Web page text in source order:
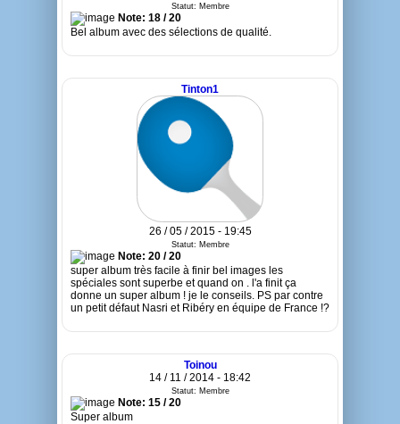
Statut: Membre
Note: 18 / 20
Bel album avec des sélections de qualité.
Tinton1
26 / 05 / 2015 - 19:45
Statut: Membre
Note: 20 / 20
super album très facile à finir bel images les
spéciales sont superbe et quand on . l'a finit ça
donne un super album ! je le conseils. PS par contre
un petit défaut Nasri et Ribéry en équipe de France !?
Toinou
14 / 11 / 2014 - 18:42
Statut: Membre
Note: 15 / 20
Super album